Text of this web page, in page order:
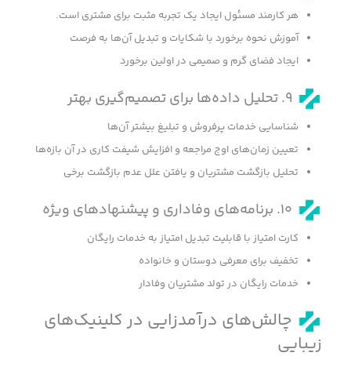
هر کارمند مسئول ایجاد یک تجربه مثبت برای مشتری است.
آموزش نحوه برخورد با شکایات و تبدیل آن‌ها به فرصت
ایجاد فضای گرم و صمیمی در اولین برخورد
۹. تحلیل داده‌ها برای تصمیم‌گیری بهتر
شناسایی خدمات پرفروش و تبلیغ بیشتر آن‌ها
تعیین زمان‌های اوج مراجعه و افزایش شیفت کاری در آن بازه‌ها
تحلیل بازگشت مشتریان و یافتن علل عدم بازگشت برخی
۱۰. برنامه‌های وفاداری و پیشنهادهای ویژه
کارت امتیاز با قابلیت تبدیل امتیاز به خدمات رایگان
تخفیف برای معرفی دوستان و خانواده
خدمات رایگان در تولد مشتریان وفادار
چالش‌های درآمدزایی در کلینیک‌های
زیبایی